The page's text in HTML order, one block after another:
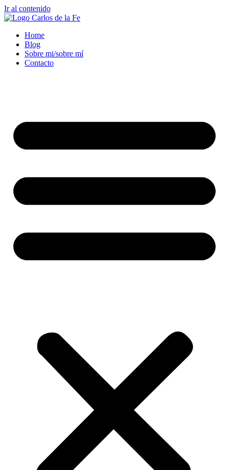
Ir al contenido
Home
Blog
Sobre mi/sobre mí
Contacto